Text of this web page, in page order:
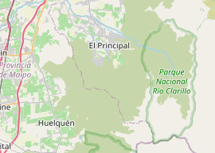
Cargando mapas